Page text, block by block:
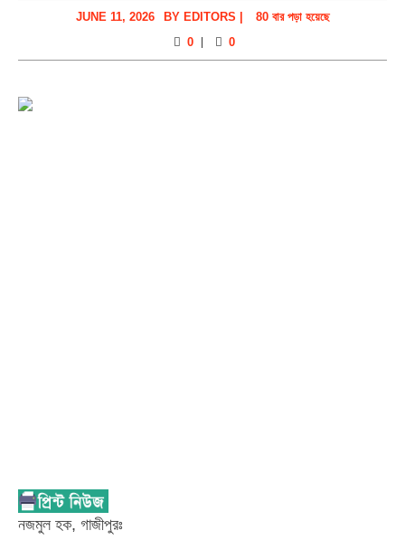
JUNE 11, 2026 BY EDITORS |
80 বার পড়া হয়েছে
0
0
নজমুল হক, গাজীপুরঃ